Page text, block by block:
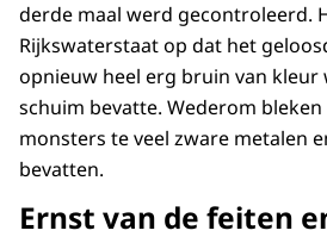
derde maal werd gecontroleerd.
Rijkswaterstaat op dat het
opnieuw heel erg bruin van kleur
schuim bevatte. Wederom
monsters te veel zware metalen
bevatten.
Ernst van de feiten